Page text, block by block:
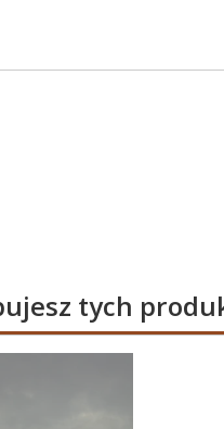
tych